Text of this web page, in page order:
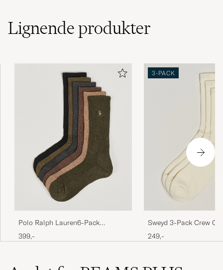
Lignendeprodukter
Polo Ralph Lauren6-Pack
Performance Crew SocksBrown
399,-
3-PACK
Sweyd 3-Pack Crew
White
249,-